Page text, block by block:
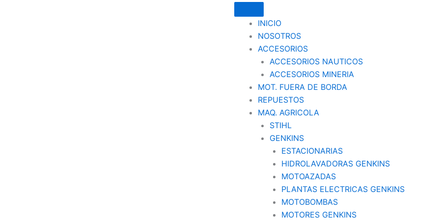
INICIO
NOSOTROS
ACCESORIOS
ACCESORIOS NAUTICOS
ACCESORIOS MINERIA
MOT. FUERA DE BORDA
REPUESTOS
MAQ. AGRICOLA
STIHL
GENKINS
ESTACIONARIAS
HIDROLAVADORAS GENKINS
MOTOAZADAS
PLANTAS ELECTRICAS GENKINS
MOTOBOMBAS
MOTORES GENKINS